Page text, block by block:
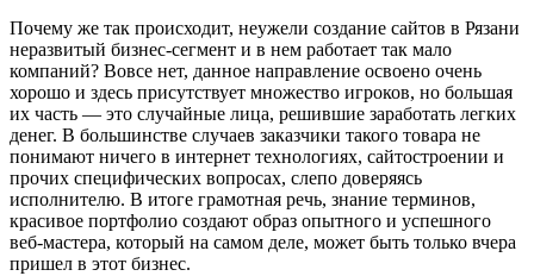
Почему же так происходит, неужели создание сайтов в Рязани
неразвитый бизнес-сегмент и в нем работает так мало
компаний? Вовсе нет, данное направление освоено очень
хорошо и здесь присутствует множество игроков, но большая
их часть — это случайные лица, решившие заработать легких
денег. В большинстве случаев заказчики такого товара не
понимают ничего в интернет технологиях, сайтостроении и
прочих специфических вопросах, слепо доверяясь
исполнителю. В итоге грамотная речь, знание терминов,
красивое портфолио создают образ опытного и успешного
веб-мастера, который на самом деле, может быть только вчера
пришел в этот бизнес.